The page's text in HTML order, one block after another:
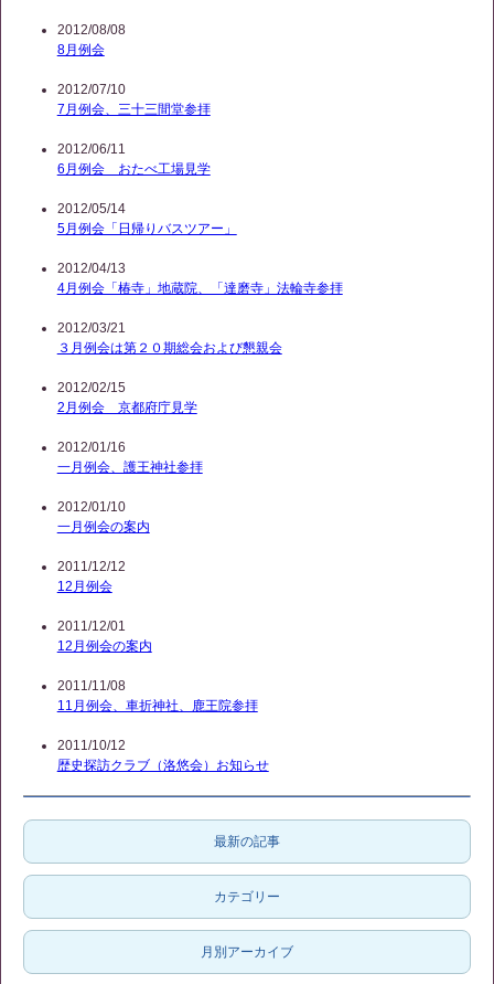
2012/08/08
8月例会
2012/07/10
7月例会、三十三間堂参拝
2012/06/11
6月例会 おたべ工場見学
2012/05/14
5月例会「日帰りバスツアー」
2012/04/13
4月例会「椿寺」地蔵院、「達磨寺」法輪寺参拝
2012/03/21
３月例会は第２０期総会および懇親会
2012/02/15
2月例会 京都府庁見学
2012/01/16
一月例会、護王神社参拝
2012/01/10
一月例会の案内
2011/12/12
12月例会
2011/12/01
12月例会の案内
2011/11/08
11月例会、車折神社、鹿王院参拝
2011/10/12
歴史探訪クラブ（洛悠会）お知らせ
最新の記事
カテゴリー
月別アーカイブ